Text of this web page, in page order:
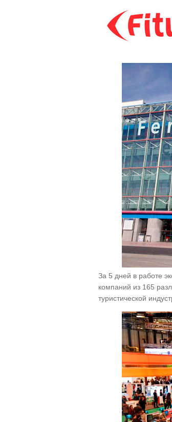
Marketplace 2.7
За 5 дней в работе
компаний из 165
туристической